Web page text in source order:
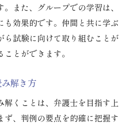
また、グループでの学習は、
も効果的です。仲間と共に学ぶ
ら試験に向けて取り組むことが
とができます。
解き方
解くことは、弁護士を目指す上
、判例の要点を的確に把握す